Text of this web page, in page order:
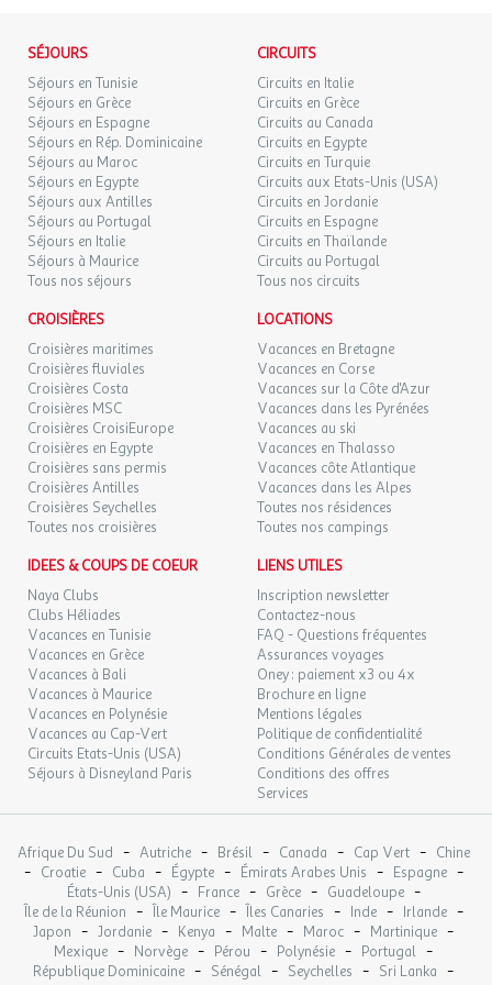
Télévision
Wifi
Cafetière
Bouilloire
Chauffage
Vaisselle et couverts.
Appartement 4 personnes - 1 chambre
Appartement d'une surface de 36 à 44m² :
Séjour avec canapé lit double.
Coin Cuisine équipée ouvert sur le séjour.
Chambre avec 2 lits simples.
Salle de bain ou salle de douche, WC.
Le studio est équipé du wifi, de la climatisation, d'un coffre-fort,
d'une télévision, d'un réfrigérateur avec compartiment freezer,
d'une bouilloire, d'un micro-ondes, d'un sèche-serviette et d'un
sèche-cheveux dans la salle de bain.
Cuisine
Linge de toilette : inclus
Lits faits à l'arrivée : inclus
Micro-ondes
Nombre de chambres : 1
Nombre de lit simple : 2
Nombre de pièces : 2
Nombre de wc : 1
Nombre Salle de bain : 1
Plaque de cuisson
Sèche-cheveux
Surface (m²) : 36
Télévision
Vaisselle et couverts
Wifi
Cafetière
l'agence et le voyagiste ne pourraient être considérés comme
responsables en cas de refus d'entrée sur le territoire par les
autorités locales. L'autorisation de sortie du territoire est
nécessaire pour tout mineur voyageant sans l'un de ses parents
titulaires de l'autorité parentale.
Exactitude des identités :
Les voyageurs doivent s'assurer de l'exactitude des identités
(noms de famille, nom de naissance, prénom, date de naissance,
etc.) de chaque participants au voyage.
21
22
AOÛT
99 €
Retour le
DIM.
23
AOÛT
89 €
Retour le
24/08/2026
LUN.
24 99 €
25
AOÛT
99 €
Retour le
26/08/2026
MER.
26
AOÛT
99 €/hébergement
JEU.
27 169 €
Retour le
28/08/2026
VEN.
AOÛT
199 €/hébergement
SAM.
29
AOÛT
219 €
Retour le
30/08/2026
DIM.
30
AOÛT
159 €/hébergement
31/08/2026
AOÛT
sept. 2026
MAR.
01
SEPT.
129 € /hébergement
Retour le
02/09/2026
MER.
SÉJOURS
Séjours en Tunisie
Séjours en Grèce
Séjours en Espagne
Séjours en Rép. Dominicaine
Séjours au Maroc
Séjours en Egypte
Séjours aux Antilles
Séjours au Portugal
Séjours en Italie
Séjours à Maurice
Tous nos séjours
CIRCUITS
Circuits en Italie
Circuits en Grèce
Circuits au Canada
Circuits en Egypte
Circuits en Turquie
Circuits aux Etats-Unis (USA)
Circuits en Jordanie
Circuits en Espagne
Circuits en Thaïlande
Circuits au Portugal
Tous nos circuits
CROISIÈRES
Croisières maritimes
Croisières fluviales
Croisières Costa
Croisières MSC
Croisières CroisiEurope
Croisières en Egypte
Croisières sans permis
Croisières Antilles
Croisières Seychelles
Toutes nos croisières
LOCATIONS
Vacances en Bretagne
Vacances en Corse
Vacances sur la Côte d'Azur
Vacances dans les Pyrénées
Vacances au ski
Vacances en Thalasso
Vacances côte Atlantique
Vacances dans les Alpes
Toutes nos résidences
Toutes nos campings
IDEES & COUPS DE COEUR
Naya Clubs
Clubs Héliades
Vacances en Tunisie
Vacances en Grèce
Vacances à Bali
Vacances à Maurice
Vacances en Polynésie
Vacances au Cap-Vert
Circuits Etats-Unis (USA)
Séjours à Disneyland Paris
LIENS UTILES
Inscription newsletter
Contactez-nous
FAQ - Questions fréquentes
Assurances voyages
Oney : paiement x3 ou 4x
Brochure en ligne
Mentions légales
Politique de confidentialité
Conditions Générales de ventes
Conditions des offres
Services
Afrique Du Sud - Autriche - Brésil - Canada - Cap Vert - Chine
- Croatie - Cuba - Égypte - Émirats Arabes Unis - Espagne -
États-Unis (USA) - France - Grèce - Guadeloupe -
Île de la Réunion - Île Maurice - Îles Canaries - Inde - Irlande -
Japon - Jordanie - Kenya - Malte - Maroc - Martinique -
Mexique - Norvège - Pérou - Polynésie - Portugal -
République Dominicaine - Sénégal - Seychelles - Sri Lanka -